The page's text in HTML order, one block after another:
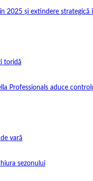
2025 și extindere strategică
toridă
Professionals aduce
vară
sezonului